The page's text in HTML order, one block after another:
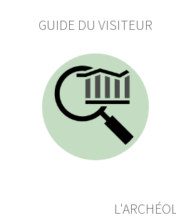
GUIDE DU VISITEUR